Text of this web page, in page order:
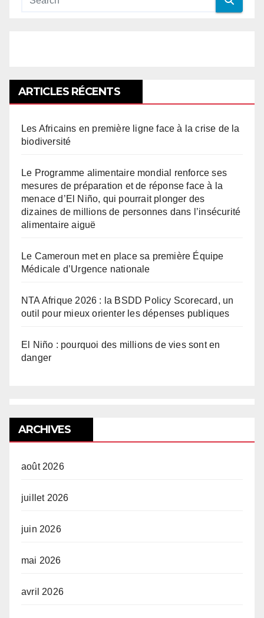
ARTICLES RÉCENTS
Les Africains en première ligne face à la crise de la
biodiversité
Le Programme alimentaire mondial renforce ses
mesures de préparation et de réponse face à la
menace d’El Niño, qui pourrait plonger des
dizaines de millions de personnes dans l’insécurité
alimentaire aiguë
Le Cameroun met en place sa première Équipe
Médicale d’Urgence nationale
NTA Afrique 2026 : la BSDD Policy Scorecard, un
outil pour mieux orienter les dépenses publiques
El Niño : pourquoi des millions de vies sont en
danger
ARCHIVES
août 2026
juillet 2026
juin 2026
mai 2026
avril 2026